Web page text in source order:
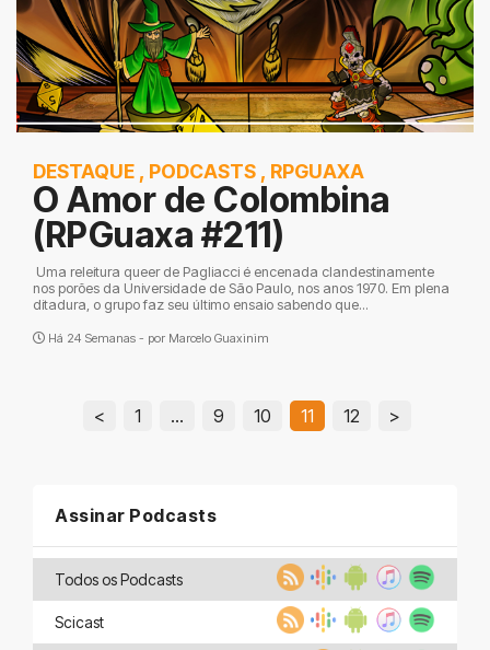
DESTAQUE , PODCASTS , RPGUAXA
O Amor de Colombina
(RPGuaxa #211)
Uma releitura queer de Pagliacci é encenada clandestinamente
nos porões da Universidade de São Paulo, nos anos 1970. Em plena
ditadura, o grupo faz seu último ensaio sabendo que...
Há 24 Semanas - por Marcelo Guaxinim
< 1 … 9 10 11 12 >
Assinar Podcasts
Todos os Podcasts
Scicast